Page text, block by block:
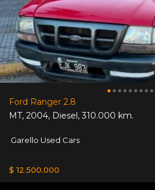
Ford Ranger 2.8
MT, 2004, Diesel,310.000 km.
Garello Used Cars
$ 12.500.000